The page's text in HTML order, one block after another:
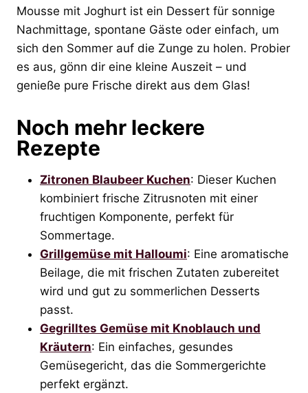
Mousse mit Joghurt ist ein Dessert für sonnige
Nachmittage, spontane Gäste oder einfach, um
sich den Sommer auf die Zunge zu holen. Probier
es aus, gönn dir eine kleine Auszeit – und
genieße pure Frische direkt aus dem Glas!
Noch mehr leckere
Rezepte
Zitronen Blaubeer Kuchen: Dieser Kuchen
kombiniert frische Zitrusnoten mit einer
fruchtigen Komponente, perfekt für
Sommertage.
Grillgemüse mit Halloumi: Eine aromatische
Beilage, die mit frischen Zutaten zubereitet
wird und gut zu sommerlichen Desserts
passt.
Gegrilltes Gemüse mit Knoblauch und
Kräutern: Ein einfaches, gesundes
Gemüsegericht, das die Sommergerichte
perfekt ergänzt.